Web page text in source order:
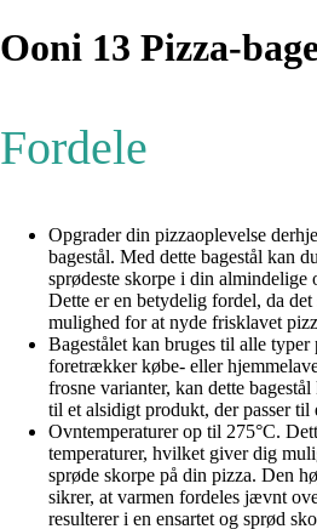
Ooni 13 Pizza-
Fordele
Opgrader din pizzaoplevelse
bagestål. Med dette bagestål kan
sprødeste skorpe i din almindelige
Dette er en betydelig fordel, da
mulighed for at nyde frisklavet
Bagestålet kan bruges til alle typer
foretrækker købe- eller
frosne varianter, kan dette
til et alsidigt produkt, der passer
Ovntemperaturer op til 275°C.
temperaturer, hvilket giver dig
sprøde skorpe på din pizza. Den
sikrer, at varmen fordeles jævnt
resulterer i en ensartet og sprød